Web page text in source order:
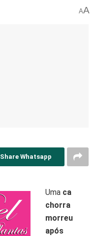
AA
Share Whatsapp
Uma ca
chorra
morreu
após